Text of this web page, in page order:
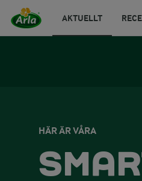
AKTUELLT
HÄR ÄR VÅRA